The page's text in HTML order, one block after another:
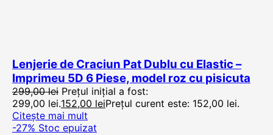
Lenjerie de Craciun Pat Dublu cu Elastic –
Imprimeu 5D 6 Piese, model roz cu pisicuta
299,00lei Prețul inițial a fost:
299,00 lei.152,00 leiPrețul curent este: 152,00 lei.
Citește mai mult
-27% Stoc epuizat